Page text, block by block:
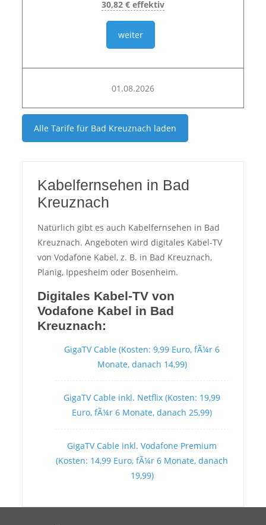
30,82 € effektiv
weiter
01.08.2026
Alle Tarife für Bad Kreuznach laden
Kabelfernsehen in Bad
Kreuznach
Natürlich gibt es auch Kabelfernsehen in Bad
Kreuznach. Angeboten wird digitales Kabel-TV
von Vodafone Kabel, z. B. in Bad Kreuznach,
Planig, Ippesheim oder Bosenheim.
Digitales Kabel-TV von
Vodafone Kabel in Bad
Kreuznach:
GigaTV Cable (Kosten: 9,99 Euro, fÃ¼r 6
Monate, danach 14,99)
GigaTV Cable inkl. Netflix (Kosten: 19,99
Euro, fÃ¼r 6 Monate, danach 25,99)
GigaTV Cable inkl. Vodafone Premium
(Kosten: 14,99 Euro, fÃ¼r 6 Monate, danach
19,99)